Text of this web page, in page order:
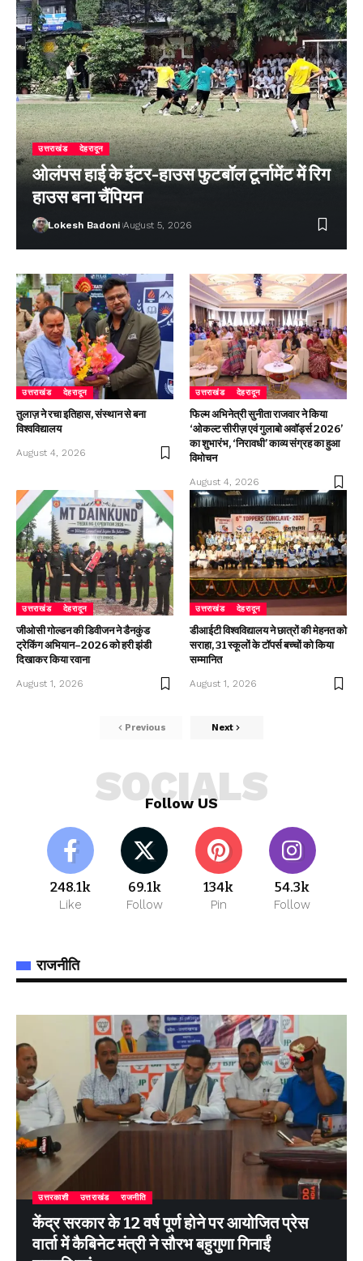
उत्तराखंड देहरादून
ओलंपस हाई के इंटर-हाउस फुटबॉल टूर्नामेंट में रिग
हाउस बना चैंपियन
Lokesh Badoni August 5, 2026
उत्तराखंड देहरादून
तुलाज़ ने रचा इतिहास, संस्थान से बना
विश्वविद्यालय
August 4, 2026
उत्तराखंड देहरादून
फिल्म अभिनेत्री सुनीता राजवार ने किया
‘ओकल्ट सीरीज़ एवं गुलाबो अवॉर्ड्स 2026’
का शुभारंभ, ‘निरावधी’ काव्य संग्रह का हुआ
विमोचन
August 4, 2026
उत्तराखंड देहरादून
जीओसी गोल्डन की डिवीजन ने डैनकुंड
ट्रेकिंग अभियान–2026 को हरी झंडी
दिखाकर किया रवाना
August 1, 2026
उत्तराखंड देहरादून
डीआईटी विश्वविद्यालय ने छात्रों की मेहनत को
सराहा, 31 स्कूलों के टॉपर्स बच्चों को किया
सम्मानित
August 1, 2026
Previous Next
Follow US
SOCIALS
248.1k
Like
69.1k
Follow
134k
Pin
54.3k
Follow
राजनीति
उत्तरकाशी उत्तराखंड राजनीति
केंद्र सरकार के 12 वर्ष पूर्ण होने पर आयोजित प्रेस
वार्ता में कैबिनेट मंत्री ने सौरभ बहुगुणा गिनाईं